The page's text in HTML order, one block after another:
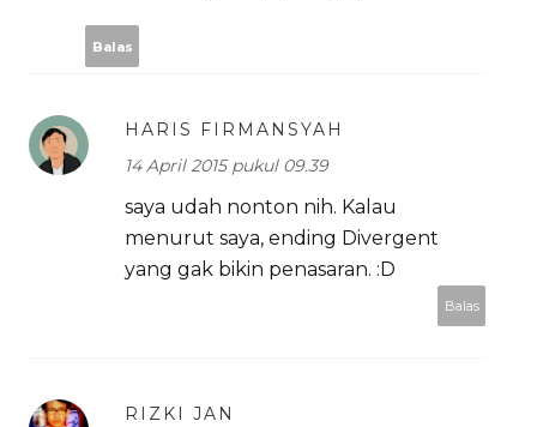
Balas
HARIS FIRMANSYAH
14 April 2015 pukul 09.39
saya udah nonton nih. Kalau
menurut saya, ending Divergent
yang gak bikin penasaran. :D
Balas
RIZKI JAN